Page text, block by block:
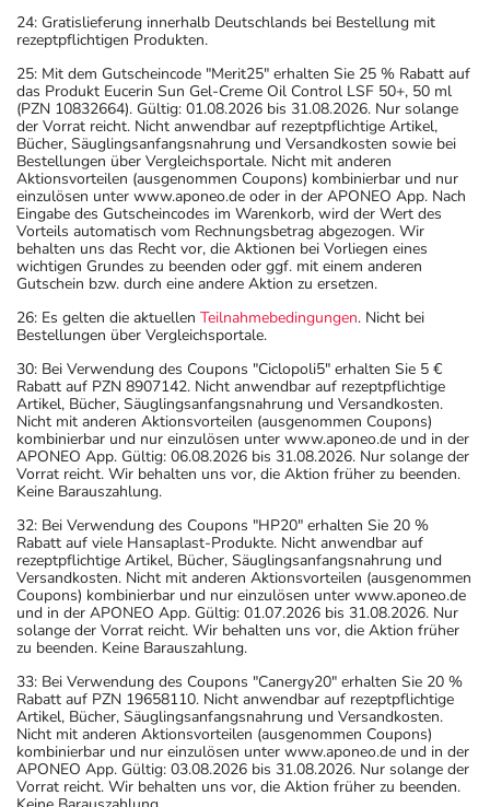
24: Gratislieferung innerhalb Deutschlands bei Bestellung mit
rezeptpflichtigen Produkten.
25: Mit dem Gutscheincode "Merit25" erhalten Sie 25 % Rabatt auf
das Produkt Eucerin Sun Gel-Creme Oil Control LSF 50+, 50 ml
(PZN 10832664). Gültig: 01.08.2026 bis 31.08.2026. Nur solange
der Vorrat reicht. Nicht anwendbar auf rezeptpflichtige Artikel,
Bücher, Säuglingsanfangsnahrung und Versandkosten sowie bei
Bestellungen über Vergleichsportale. Nicht mit anderen
Aktionsvorteilen (ausgenommen Coupons) kombinierbar und nur
einzulösen unter www.aponeo.de oder in der APONEO App. Nach
Eingabe des Gutscheincodes im Warenkorb, wird der Wert des
Vorteils automatisch vom Rechnungsbetrag abgezogen. Wir
behalten uns das Recht vor, die Aktionen bei Vorliegen eines
wichtigen Grundes zu beenden oder ggf. mit einem anderen
Gutschein bzw. durch eine andere Aktion zu ersetzen.
26: Es gelten die aktuellen Teilnahmebedingungen. Nicht bei
Bestellungen über Vergleichsportale.
30: Bei Verwendung des Coupons "Ciclopoli5" erhalten Sie 5 €
Rabatt auf PZN 8907142. Nicht anwendbar auf rezeptpflichtige
Artikel, Bücher, Säuglingsanfangsnahrung und Versandkosten.
Nicht mit anderen Aktionsvorteilen (ausgenommen Coupons)
kombinierbar und nur einzulösen unter www.aponeo.de und in der
APONEO App. Gültig: 06.08.2026 bis 31.08.2026. Nur solange der
Vorrat reicht. Wir behalten uns vor, die Aktion früher zu beenden.
Keine Barauszahlung.
32: Bei Verwendung des Coupons "HP20" erhalten Sie 20 %
Rabatt auf viele Hansaplast-Produkte. Nicht anwendbar auf
rezeptpflichtige Artikel, Bücher, Säuglingsanfangsnahrung und
Versandkosten. Nicht mit anderen Aktionsvorteilen (ausgenommen
Coupons) kombinierbar und nur einzulösen unter www.aponeo.de
und in der APONEO App. Gültig: 01.07.2026 bis 31.08.2026. Nur
solange der Vorrat reicht. Wir behalten uns vor, die Aktion früher
zu beenden. Keine Barauszahlung.
33: Bei Verwendung des Coupons "Canergy20" erhalten Sie 20 %
Rabatt auf PZN 19658110. Nicht anwendbar auf rezeptpflichtige
Artikel, Bücher, Säuglingsanfangsnahrung und Versandkosten.
Nicht mit anderen Aktionsvorteilen (ausgenommen Coupons)
kombinierbar und nur einzulösen unter www.aponeo.de und in der
APONEO App. Gültig: 03.08.2026 bis 31.08.2026. Nur solange der
Vorrat reicht. Wir behalten uns vor, die Aktion früher zu beenden.